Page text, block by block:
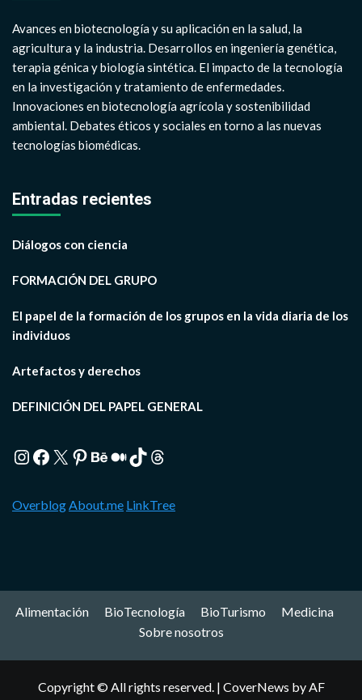
Avances en biotecnología y su aplicación en la salud, la
agricultura y la industria. Desarrollos en ingeniería genética,
terapia génica y biología sintética. El impacto de la tecnología
en la investigación y tratamiento de enfermedades.
Innovaciones en biotecnología agrícola y sostenibilidad
ambiental. Debates éticos y sociales en torno a las nuevas
tecnologías biomédicas.
Entradas recientes
Diálogos con ciencia
FORMACIÓN DEL GRUPO
El papel de la formación de los grupos en la vida diaria de los
individuos
Artefactos y derechos
DEFINICIÓN DEL PAPEL GENERAL
Instagram
Facebook
X Pinterest
Behance
Medium
TikTokThreads
OverblogAbout.me LinkTree
Alimentación BioTecnología BioTurismo
Medicina
Sobre nosotros
Copyright © All rights reserved. | CoverNews by AF